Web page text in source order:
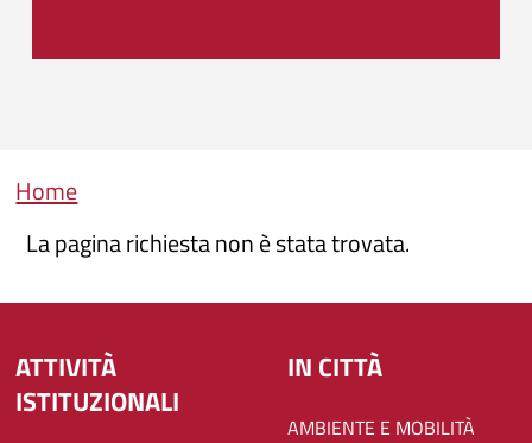
Briciole di pane
Home
La pagina richiesta non è stata trovata.
ATTIVITÀ
ISTITUZIONALI
IN CITTÀ
AMBIENTE E MOBILITÀ